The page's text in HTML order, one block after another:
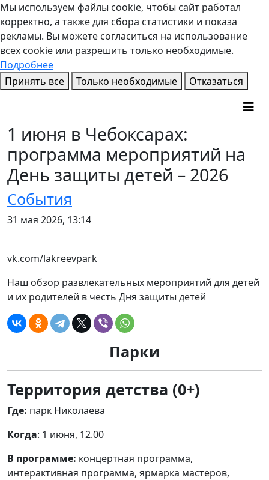
Мы используем файлы cookie, чтобы сайт работал
корректно, а также для сбора статистики и показа
рекламы. Вы можете согласиться на использование
всех cookie или разрешить только необходимые.
Подробнее
Принять все
Только необходимые Отказаться
1 июня в Чебоксарах:
программа мероприятий на
День защиты детей – 2026
События
31 мая 2026, 13:14
vk.com/lakreevpark
Наш обзор развлекательных мероприятий для детей
и их родителей в честь Дня защиты детей
Парки
Территория детства (0+)
Где: парк Николаева
Когда: 1 июня, 12.00
В программе: концертная программа,
интерактивная программа, ярмарка мастеров,